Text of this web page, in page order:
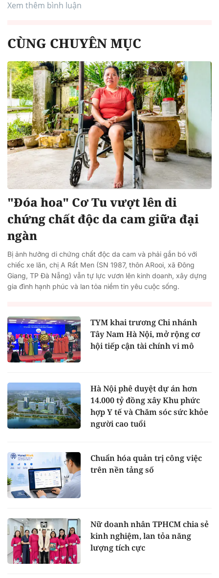
Xem thêm bình luận
CÙNG CHUYÊN MỤC
"Đóa hoa" Cơ Tu vượt lên di
chứng chất độc da cam giữa đại
ngàn
Bị ảnh hưởng di chứng chất độc da cam và phải gắn bó với
chiếc xe lăn, chị A Rất Men (SN 1987, thôn ARooi, xã Đông
Giang, TP Đà Nẵng) vẫn tự lực vươn lên kinh doanh, xây dựng
gia đình hạnh phúc và lan tỏa niềm tin yêu cuộc sống.
TYM khai trương Chi nhánh
Tây Nam Hà Nội, mở rộng cơ
hội tiếp cận tài chính vi mô
Hà Nội phê duyệt dự án hơn
14.000 tỷ đồng xây Khu phức
hợp Y tế và Chăm sóc sức khỏe
người cao tuổi
Chuẩn hóa quản trị công việc
trên nền tảng số
Nữ doanh nhân TPHCM chia sẻ
kinh nghiệm, lan tỏa năng
lượng tích cực